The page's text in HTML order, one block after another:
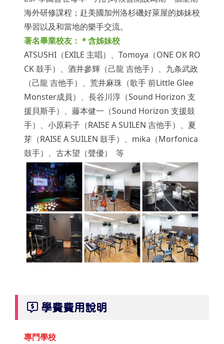
海外研修課程；赴美國加州洛杉磯好萊屋的姊妹校
學習以及和當地的樂手交流。
著名畢業校友： ＊含姊妹校
ATSUSHI（EXILE 主唱）、Tomoya（ONE OK RO
CK 鼓手）、酒井參輝（己龍 吉他手）、九条武政
（己龍 吉他手）、荒井麻珠（歌手 前Little Glee
Monster成員）、長谷川淳（Sound Horizon 支
援貝斯手）、藤本健一（Sound Horizon 支援鼓
手）、小原莉子（RAISE A SUILEN 吉他手）、夏
芽（RAISE A SUILEN 鼓手）、mika（Morfonica
鼓手）、古木望（聲優） 等
學費費用說明
專門學校